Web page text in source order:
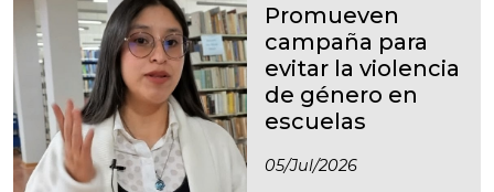
Promueven
campaña para
evitar la violencia
de género en
escuelas
05/jul/2026